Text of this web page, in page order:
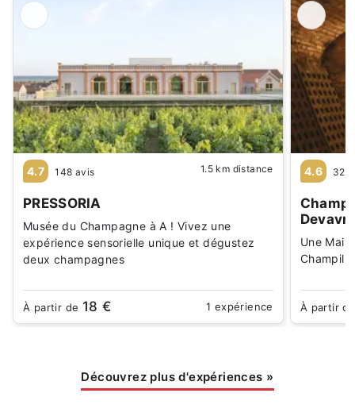
4.7 148 avis 1.5 km distance
PRESSORIA
Musée du Champagne à A ! Vivez une
expérience sensorielle unique et dégustez
deux champagnes
À partir de 18 € 1 expérience
4.6 32
Une
À partir
Découvrez plus d'expériences »